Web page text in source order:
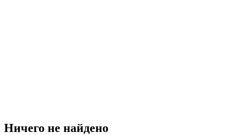
Ничего не найдено